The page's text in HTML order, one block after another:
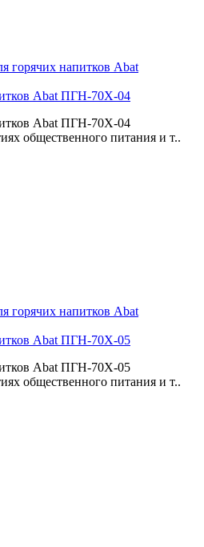
Abat ПГН-70Х-04
Abat ПГН-70Х-04
общественного питания и т..
Abat ПГН-70Х-05
Abat ПГН-70Х-05
общественного питания и т..